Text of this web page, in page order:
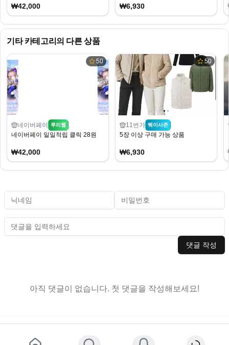
₩42,000 ₩6,930
기타카테고리의 다른 상품
50
네이버페이 루리웹
네이버페이 일일적립 클릭 28원
₩42,000
50
11번가 퀘이사존
5장 이상 구매 가능 상품
₩6,930
댓글 작성
아직 댓글이 없습니다. 첫 댓글을 작성해보세요!